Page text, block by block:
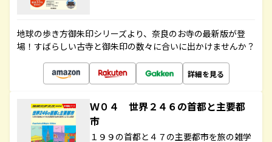
地球の歩き方御朱印シリーズより、奈良のお寺の最新版が登
場！すばらしい古寺と御朱印の数々に合いに出かけませんか？
詳細を見る
Ｗ０４ 世界２４６の首都と主要都
市
１９９の首都と４７の主要都市を旅の雑学